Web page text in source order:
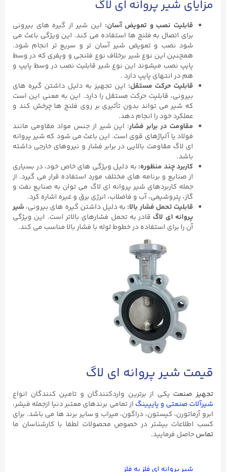
مزایای شیر پروانه ای لاگ
قابلیت نصب و تعویض آسان: این شیر از گیره های بیرونی
برای اتصال به فلنج ها استفاده می کند. این ویژگی باعث می
شود نصب و تعویض شیر آسان تر و سریع تر انجام شود.
همچنین این نوع شیر برخلاف نوع فلنجی و ویفری که در وسط
پایپ نصب میشوند این نوع شیر قابلیت نصب در وسط پایپ و
هم در انتهای پایپ دارد .
قابلیت حرکت مستقل: این تجهیز به دلیل داشتن گیره های
بیرونی، قابلیت حرکت مستقل را دارد. این به معنی این است
که شیر می تواند بدون تأثیری بر روی فلنج ها چرخش کند و
عملکرد خود را انجام دهد.
مقاومت در برابر فشار: این شیر از جنس مواد مقاومی مانند
فولاد یا آلیاژهای قوی است. این باعث می شود که شیر پروانه
ای لاگ مقاومت بالایی در برابر فشار و نیروهای خارجی داشته
باشد.
کاربرد چند منظوره: به دلیل ویژگی های خاص خود، در بسیاری
از صنایع و برنامه های مختلف مورد استفاده قرار می گیرد. از
جمله کاربردهای شیر پروانه ای لاگ می توان به صنایع نفت و
گاز، پتروشیمی، آب و فاضلاب، انرژی برق و غیره اشاره کرد.
قابلیت تحمل فشار بالا: به دلیل داشتن گیره های بیرونی، شیر
پروانه ای لاگ قادر به تحمل فشارهای بالاتر است. این ویژگی
آن را برای استفاده در خطوط لوله با فشار بالا مناسب می کند.
قیمت شیر پروانه ای لاگ
تجهیز صنعت یکی از برترین واردکنندگان و تامین کنندگان انواع
شیرآلات صنعتی و پایپینگ از تمامی برندهای معتبر دنیا ازجمله فیشر،
ابرو آرماتورن، کیستون، دراگون، میراب و سایر برند ها می باشد. برای
کسب اطلاعات بیشتر در خصوص محصولات لطفا با کارشناسان ما
تماسحاصل فرمایید.
شیر پروانه ای فلز به فلز